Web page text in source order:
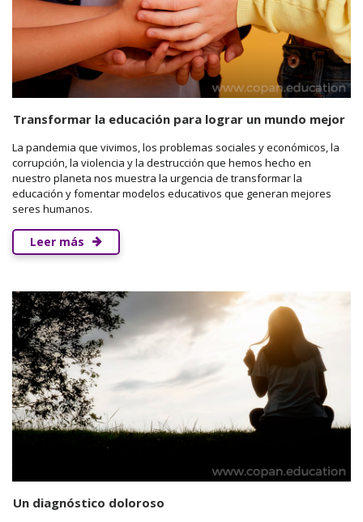
Transformar la educación para lograr un mundo mejor
La pandemia que vivimos, los problemas sociales y económicos, la
corrupción, la violencia y la destrucción que hemos hecho en
nuestro planeta nos muestra la urgencia de transformar la
educación y fomentar modelos educativos que generan mejores
seres humanos.
Leer más
Un diagnóstico doloroso